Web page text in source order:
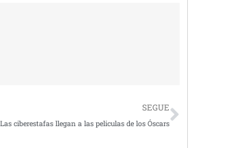
SEGUE
Las ciberestafas llegan a las peliculas de los Óscars
Siguiente